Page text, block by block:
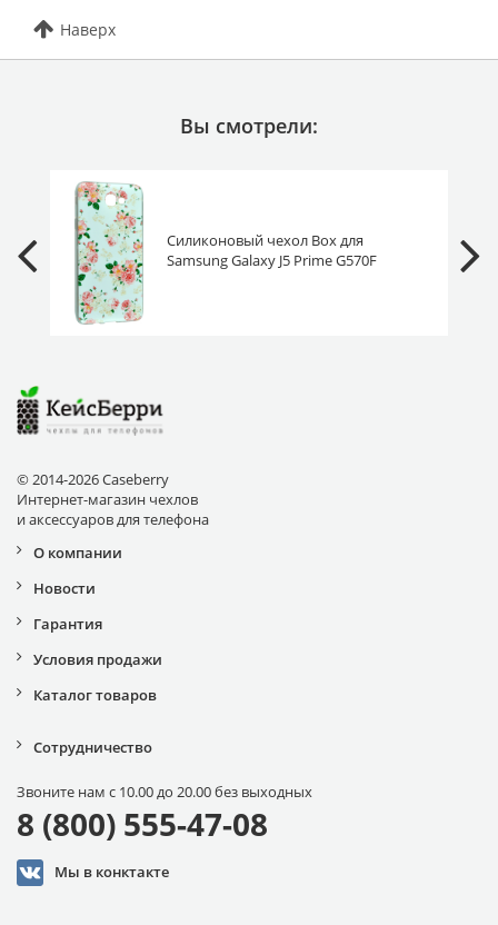
Наверх
Вы смотрели:
Силиконовый чехол Box для
Samsung Galaxy J5 Prime G570F
© 2014-2026 Caseberry
Интернет-магазин чехлов
и аксессуаров для телефона
О компании
Новости
Гарантия
Условия продажи
Каталог товаров
Сотрудничество
Звоните нам с 10.00 до 20.00 без выходных
8 (800) 555-47-08
Мы в конктакте